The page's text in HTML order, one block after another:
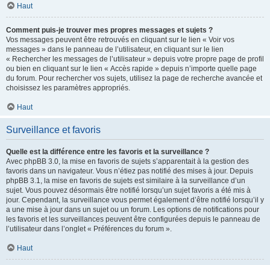
Haut
Comment puis-je trouver mes propres messages et sujets ?
Vos messages peuvent être retrouvés en cliquant sur le lien « Voir vos
messages » dans le panneau de l’utilisateur, en cliquant sur le lien
« Rechercher les messages de l’utilisateur » depuis votre propre page de profil
ou bien en cliquant sur le lien « Accès rapide » depuis n’importe quelle page
du forum. Pour rechercher vos sujets, utilisez la page de recherche avancée et
choisissez les paramètres appropriés.
Haut
Surveillance et favoris
Quelle est la différence entre les favoris et la surveillance ?
Avec phpBB 3.0, la mise en favoris de sujets s’apparentait à la gestion des
favoris dans un navigateur. Vous n’étiez pas notifié des mises à jour. Depuis
phpBB 3.1, la mise en favoris de sujets est similaire à la surveillance d’un
sujet. Vous pouvez désormais être notifié lorsqu’un sujet favoris a été mis à
jour. Cependant, la surveillance vous permet également d’être notifié lorsqu’il y
a une mise à jour dans un sujet ou un forum. Les options de notifications pour
les favoris et les surveillances peuvent être configurées depuis le panneau de
l’utilisateur dans l’onglet « Préférences du forum ».
Haut